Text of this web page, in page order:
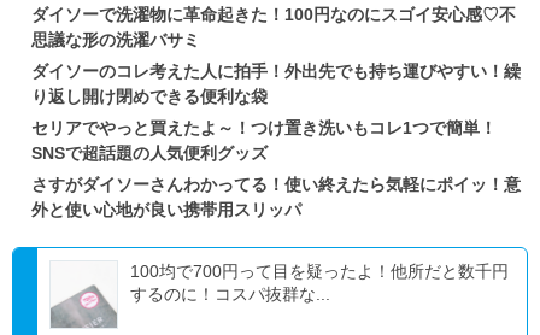
ダイソーで洗濯物に革命起きた！100円なのにスゴイ安心感♡不
思議な形の洗濯バサミ
ダイソーのコレ考えた人に拍手！外出先でも持ち運びやすい！繰
り返し開け閉めできる便利な袋
セリアでやっと買えたよ～！つけ置き洗いもコレ1つで簡単！
SNSで超話題の人気便利グッズ
さすがダイソーさんわかってる！使い終えたら気軽にポイッ！意
外と使い心地が良い携帯用スリッパ
100均で700円って目を疑ったよ！他所だと数千円
するのに！コスパ抜群な...